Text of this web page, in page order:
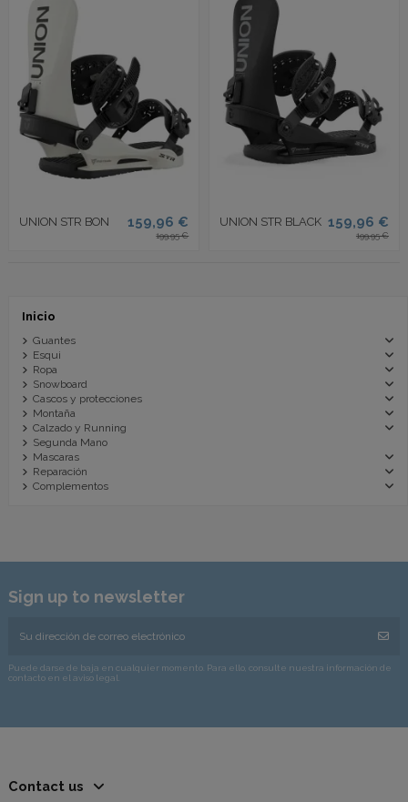
UNION STR BON 159,96 €
199,95 €
UNION STR BLACK 159,96 €
199,95 €
Inicio
Guantes
Esqui
Ropa
Snowboard
Cascos y protecciones
Montaña
Calzado y Running
Segunda Mano
Mascaras
Reparación
Complementos
Sign up to newsletter
Puede darse de baja en cualquier momento. Para ello, consulte nuestra información de
contacto en el aviso legal.
Contact us